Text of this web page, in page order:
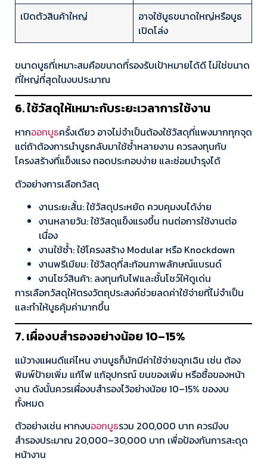
เปิดตัวสินค้าใหญ่
อาจใช้บูธขนาดใหญ่หรือบูธ
เปิดโล่ง
ขนาดบูธที่เหมาะสมคือขนาดที่รองรับเป้าหมายได้ดี ไม่ใช่ขนาด
ที่ใหญ่ที่สุดในงบประมาณ
6. ใช้วัสดุให้เหมาะกับระยะเวลาการใช้งาน
หากออกบูธครั้งเดียว อาจไม่จำเป็นต้องใช้วัสดุที่แพงมากทุกจุด
แต่ถ้าต้องการนำบูธกลับมาใช้ซ้ำหลายงาน ควรลงทุนกับ
โครงสร้างที่แข็งแรง ถอดประกอบง่าย และซ่อมบำรุงได้
ตัวอย่างการเลือกวัสดุ
งานระยะสั้น: ใช้วัสดุประหยัด ควบคุมงบได้ง่าย
งานหลายวัน: ใช้วัสดุแข็งแรงขึ้น ทนต่อการใช้งานต่อ
เนื่อง
งานใช้ซ้ำ: ใช้โครงสร้าง Modular หรือ Knockdown
งานพรีเมียม: ใช้วัสดุที่สะท้อนภาพลักษณ์แบรนด์
งานโชว์สินค้า: ลงทุนกับไฟและชั้นโชว์ให้ดูเด่น
การเลือกวัสดุให้ตรงวัตถุประสงค์ช่วยลดค่าใช้จ่ายที่ไม่จำเป็น
และทำให้บูธคุ้มค่ามากขึ้น
7. เผื่องบสำรองอย่างน้อย 10–15%
แม้วางแผนดีแค่ไหน งานบูธก็มักมีค่าใช้จ่ายฉุกเฉิน เช่น ต้อง
พิมพ์ป้ายเพิ่ม แก้ไฟ แก้อุปกรณ์ ขนของเพิ่ม หรือซื้อของหน้า
งาน ดังนั้นควรเผื่องบสำรองไว้อย่างน้อย 10–15% ของงบ
ทั้งหมด
ตัวอย่างเช่น หากงบออกบูธรวม 200,000 บาท ควรมีงบ
สำรองประมาณ 20,000–30,000 บาท เพื่อป้องกันการสะดุด
หน้างาน